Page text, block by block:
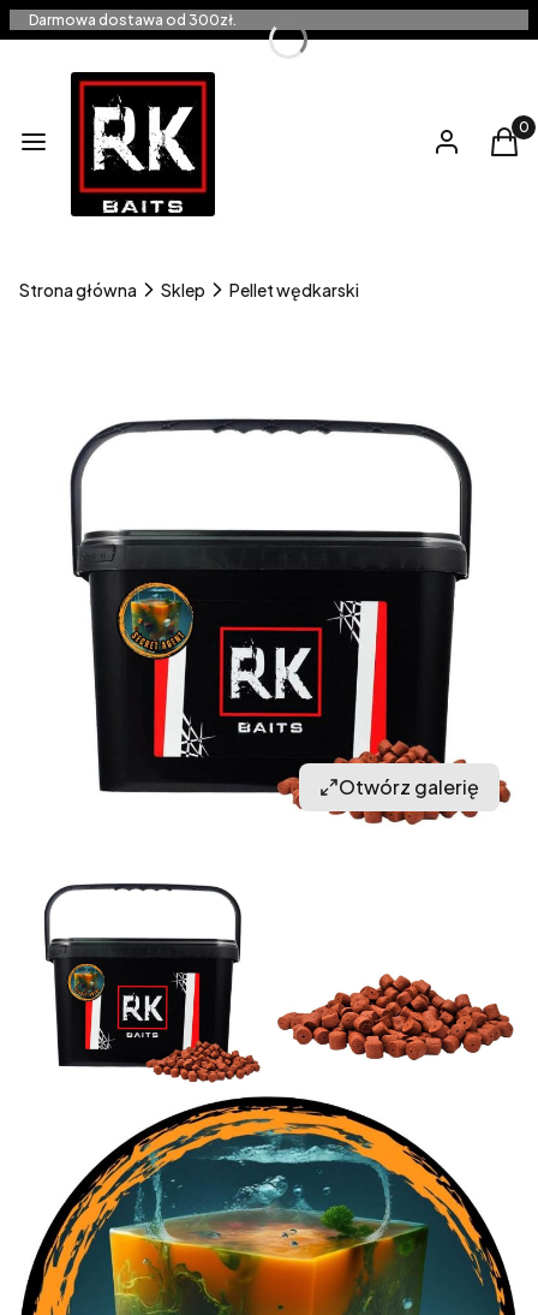
Darmowa dostawa od 300zł.
Menu Zaloguj się
Strona główna Sklep Pellet wędkarski
Otwórz galerię